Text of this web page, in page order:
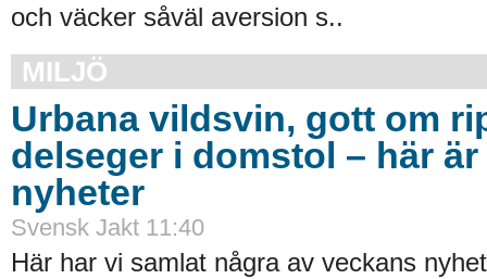
och väcker såväl aversion s..
MILJÖ
Urbana vildsvin, gott om
delseger i domstol – här
nyheter
Svensk Jakt 11:40
Här har vi samlat några av veckans